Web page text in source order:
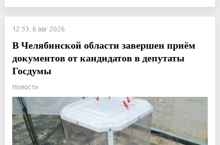
12:53, 6 авг 2026
В Челябинской области завершен приём
документов от кандидатов в депутаты
Госдумы
Новости